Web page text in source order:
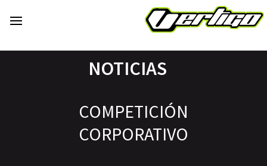
NOTICIAS
COMPETICIÓN
CORPORATIVO